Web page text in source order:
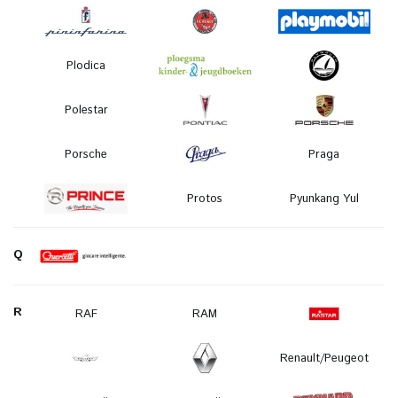
Plodica
Polestar
Porsche Praga
Protos Pyunkang Yul
Q
R RAF RAM
Renault/Peugeot